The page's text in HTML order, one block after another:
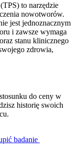
to narzędzie
nowotworów.
jest jednoznacznym
i zawsze wymaga
stanu klinicznego
zdrowia,
do ceny w
historię swoich
badanie